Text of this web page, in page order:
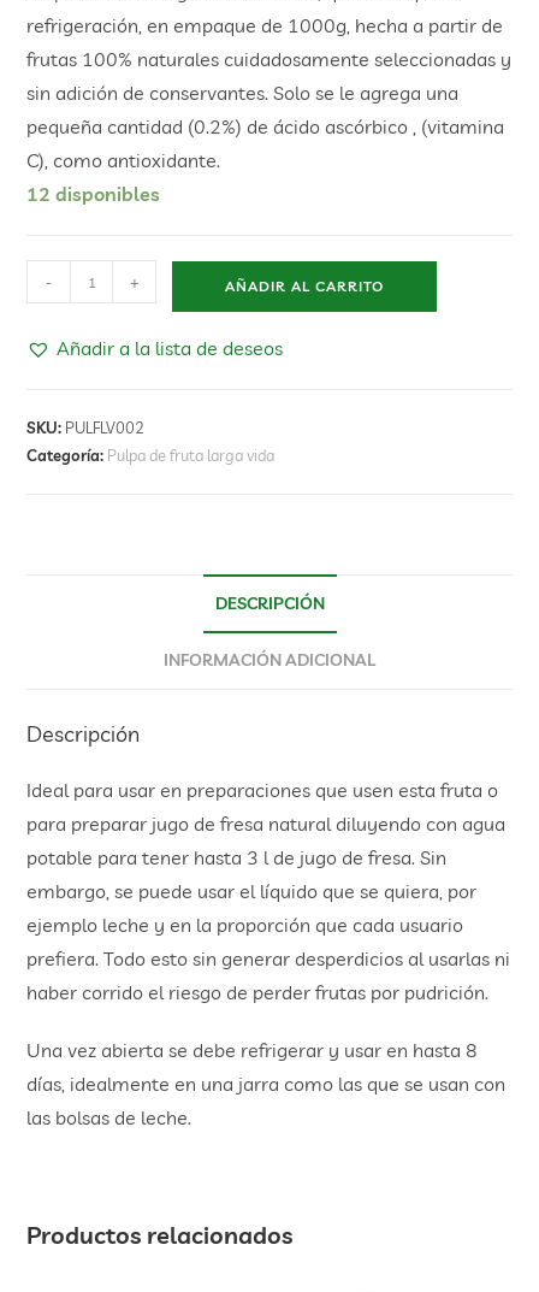
refrigeración, en empaque de 1000g, hecha a partir de
frutas 100% naturales cuidadosamente seleccionadas y
sin adición de conservantes. Solo se le agrega una
pequeña cantidad (0.2%) de ácido ascórbico , (vitamina
C), como antioxidante.
12 disponibles
- + AÑADIR AL CARRITO
Añadir a la lista de deseos
SKU: PULFLV002
Categoría: Pulpa de fruta larga vida
DESCRIPCIÓN
INFORMACIÓN ADICIONAL
Descripción
Ideal para usar en preparaciones que usen esta fruta o
para preparar jugo de fresa natural diluyendo con agua
potable para tener hasta 3 l de jugo de fresa. Sin
embargo, se puede usar el líquido que se quiera, por
ejemplo leche y en la proporción que cada usuario
prefiera. Todo esto sin generar desperdicios al usarlas ni
haber corrido el riesgo de perder frutas por pudrición.
Una vez abierta se debe refrigerar y usar en hasta 8
días, idealmente en una jarra como las que se usan con
las bolsas de leche.
Productos relacionados